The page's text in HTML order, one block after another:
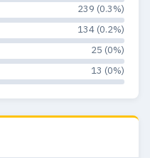
239 (0.3%)
134 (0.2%)
25 (0%)
13 (0%)